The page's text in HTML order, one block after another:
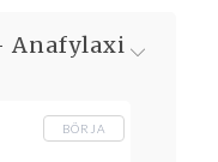
Anafylaxi
BÖRJA